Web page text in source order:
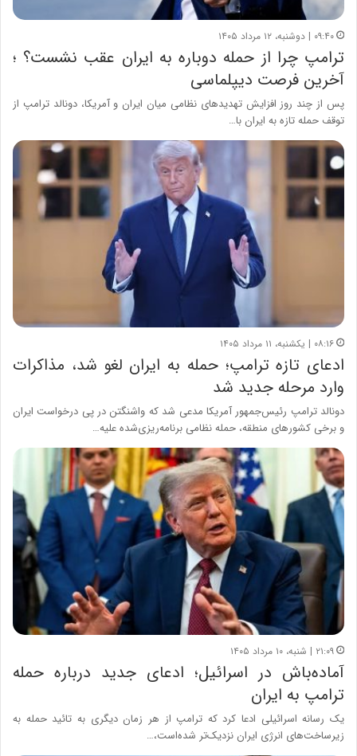
۰۹:۴۰ | دوشنبه، ۱۲ مرداد ۱۴۰۵
ترامپ چرا از حمله دوباره به ایران عقب نشست؟ ؛
آخرین فرصت دیپلماسی
پس از چند روز افزایش تهدیدهای نظامی میان ایران و آمریکا، دونالد ترامپ از
توقف حمله تازه به ایران با…
۰۸:۱۶ | یکشنبه، ۱۱ مرداد ۱۴۰۵
ادعای تازه ترامپ؛ حمله به ایران لغو شد، مذاکرات
وارد مرحله جدید شد
دونالد ترامپ رئیس‌جمهور آمریکا مدعی شد که واشنگتن در پی درخواست ایران
و برخی کشورهای منطقه، حمله نظامی برنامه‌ریزی‌شده علیه…
۲۱:۰۹ | شنبه، ۱۰ مرداد ۱۴۰۵
آماده‌باش در اسرائیل؛ ادعای جدید درباره حمله
ترامپ به ایران
یک رسانه اسرائیلی ادعا کرد که ترامپ از هر زمان دیگری به تائید حمله به
زیرساخت‌های انرژی ایران نزدیک‌تر شده‌است،…